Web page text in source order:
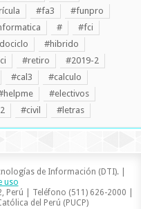
#fa3
#funpro
#
#fci
#hibrido
#retiro
#2019-2
#cal3
#calculo
#electivos
#civil #letras
de Información (DTI). |
uso
Perú | Teléfono (511) 626-2000 |
del Perú (PUCP)